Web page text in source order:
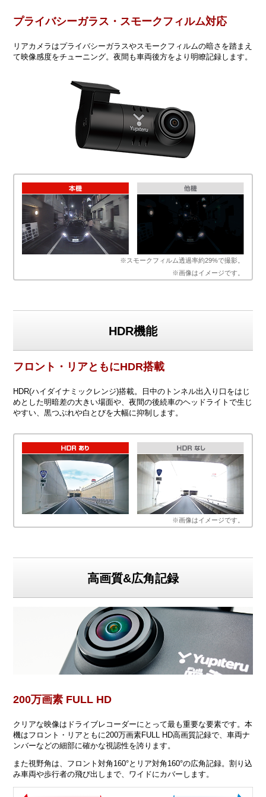
プライバシーガラス・スモークフィルム対応
リアカメラはプライバシーガラスやスモークフィルムの暗さを踏まえ
て映像感度をチューニング。夜間も車両後方をより明瞭記録します。
※スモークフィルム透過率約29%で撮影。
※画像はイメージです。
HDR機能
フロント・リアともにHDR搭載
HDR(ハイダイナミックレンジ)搭載。日中のトンネル出入り口をはじ
めとした明暗差の大きい場面や、夜間の後続車のヘッドライトで生じ
やすい、黒つぶれや白とびを大幅に抑制します。
※画像はイメージです。
高画質&広角記録
200万画素 FULL HD
クリアな映像はドライブレコーダーにとって最も重要な要素です。本
機はフロント・リアともに200万画素FULL HD高画質記録で、車両ナ
ンバーなどの細部に確かな視認性を誇ります。
また視野角は、フロント対角160°とリア対角160°の広角記録。割り込
み車両や歩行者の飛び出しまで、ワイドにカバーします。